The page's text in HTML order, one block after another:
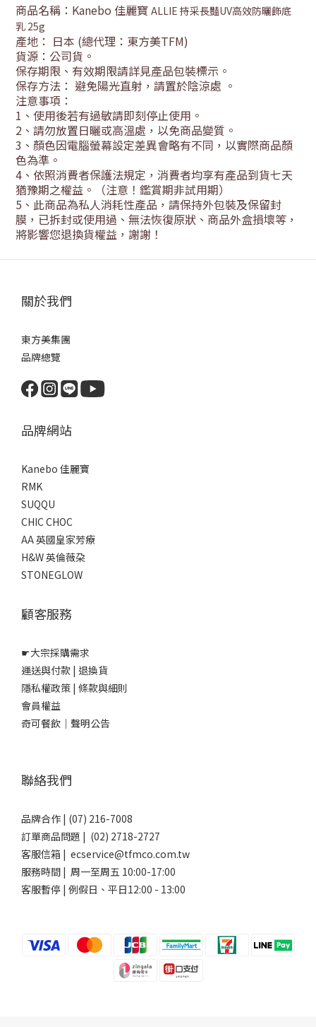
商品名稱： Kanebo 佳麗寶 ALLIE 持采長豔UV高效防曬飾底
乳 25g
產地： 日本 (總代理：東方美TFM)
貨源：公司貨 。
保存期限 、有效期限請詳見產品包裝標示。
保存方法： 避免陽光直射，請置於陰涼處 。
注意事項：
1 、使用後若有過敏請即刻停止使用。
2 、請勿放置日曬或高溫處，以免商品變質。
3 、顏色因電腦螢幕設定差異會略有不同，以實際商品顏
色為準。
4 、依照消費者保護法規定，消費者均享有產品到貨七天
猶豫期之權益。（注意！鑑賞期非試用期）
5 、此商品為私人消耗性產品，請保持外包裝及保留封
膜，已拆封或使用過、無法恢復原狀、商品外盒損壞等，
將影響您退換貨權益，謝謝！
關於我們
東方美集團
品牌總覽
品牌網站
Kanebo 佳麗寶
RMK
SUQQU
CHIC CHOC
AA 英國皇家芳療
H&W 英倫薇朶
STONEGLOW
顧客服務
☛大宗採購需求
運送與付款 | 退換貨
隱私權政策 | 條款與細則
會員權益
奇可餐飲｜聲明公告
聯絡我們
品牌合作 | (07) 216-7008
訂單商品問題 | (02) 2718-2727
客服信箱 | ecservice@tfmco.com.tw
服務時間 | 周一至周五 10:00-17:00
客服暫停 | 例假日、平日12:00 - 13:00